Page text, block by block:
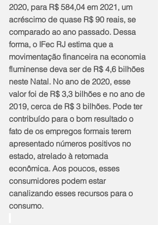
2020, para R$ 584,04 em 2021, um
acréscimo de quase R$ 90 reais, se
comparado ao ano passado. Dessa
forma, o IFec RJ estima que a
movimentação financeira na economia
fluminense deva ser de R$ 4,6 bilhões
neste Natal. No ano de 2020, esse
valor foi de R$ 3,3 bilhões e no ano de
2019, cerca de R$ 3 bilhões. Pode ter
contribuído para o bom resultado o
fato de os empregos formais terem
apresentado números positivos no
estado, atrelado à retomada
econômica. Aos poucos, esses
consumidores podem estar
canalizando esses recursos para o
consumo.